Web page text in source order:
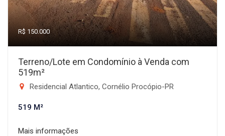
R$ 150.000
Terreno/Lote em Condomínio à Venda com
519m²
Residencial Atlantico, Cornélio Procópio-PR
519 M²
Mais informações